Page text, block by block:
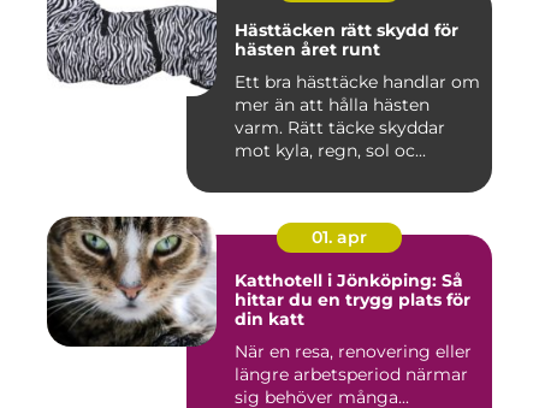
Hästtäcken rätt skydd för
hästen året runt
Ett bra hästtäcke handlar om
mer än att hålla hästen
varm. Rätt täcke skyddar
mot kyla, regn, sol oc...
01. apr
Katthotell i Jönköping: Så
hittar du en trygg plats för
din katt
När en resa, renovering eller
längre arbetsperiod närmar
sig behöver många...